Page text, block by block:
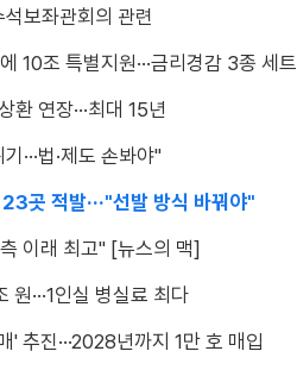
보좌관회의 관련
10조 특별지원···금리경감 3종 세트
연장···최대 15년
···법·제도 손봐야"
곳 적발···"선발 방식 바꿔야"
이래 최고" [뉴스의 맥]
···1인실 병실료 최다
' 추진···2028년까지 1만 호 매입